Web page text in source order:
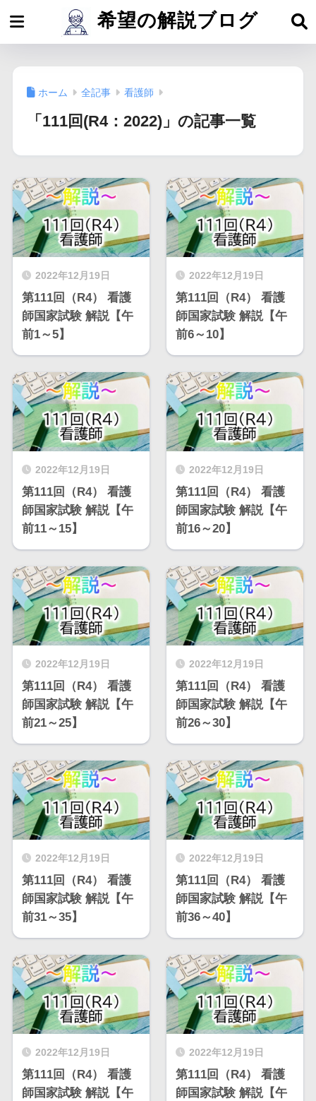
希望の解説ブログ
ホーム 全記事 看護師
「111回(R4：2022)」の記事一覧
2022年12月19日
第111回（R4） 看護
師国家試験 解説【午
前1～5】
2022年12月19日
第111回（R4） 看護
師国家試験 解説【午
前6～10】
2022年12月19日
第111回（R4） 看護
師国家試験 解説【午
前11～15】
2022年12月19日
第111回（R4） 看護
師国家試験 解説【午
前16～20】
2022年12月19日
第111回（R4） 看護
師国家試験 解説【午
前21～25】
2022年12月19日
第111回（R4） 看護
師国家試験 解説【午
前26～30】
2022年12月19日
第111回（R4） 看護
師国家試験 解説【午
前31～35】
2022年12月19日
第111回（R4） 看護
師国家試験 解説【午
前36～40】
2022年12月19日
第111回（R4） 看護
師国家試験 解説【午
2022年12月19日
第111回（R4） 看護
師国家試験 解説【午